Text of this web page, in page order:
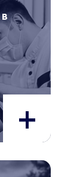
+